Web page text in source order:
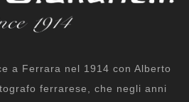
a Ferrara nel 1914 con Alberto
ferrarese, che negli anni